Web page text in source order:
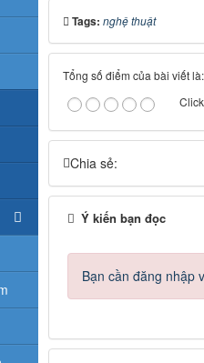
Tags: nghệ thuật
Tổng số điểm của bài viết
Chia sẻ:
Ý kiến bạn đọc
Bạn cần đăng nhập